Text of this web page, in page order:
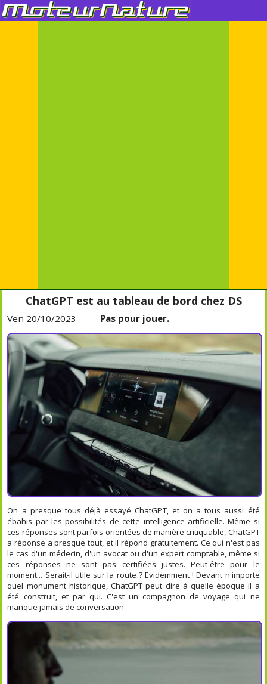
ChatGPT est au tableau de bord chez DS
Ven 20/10/2023 — Pas pour jouer.
On a presque tous déjà essayé ChatGPT, et on a tous aussi été
ébahis par les possibilités de cette intelligence artificielle. Même si
ces réponses sont parfois orientées de manière critiquable, ChatGPT
a réponse a presque tout, et il répond gratuitement. Ce qui n'est pas
le cas d'un médecin, d'un avocat ou d'un expert comptable, même si
ces réponses ne sont pas certifiées justes. Peut-être pour le
moment... Serait-il utile sur la route ? Evidemment ! Devant n'importe
quel monument historique, ChatGPT peut dire à quelle époque il a
été construit, et par qui. C'est un compagnon de voyage qui ne
manque jamais de conversation.